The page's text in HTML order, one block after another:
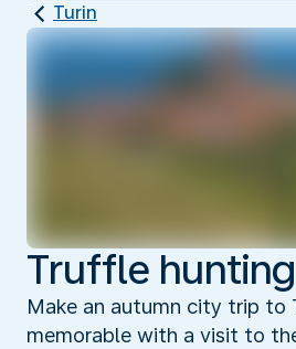
Turin
Truffle
Make an autumn city trip to
memorable with a visit to